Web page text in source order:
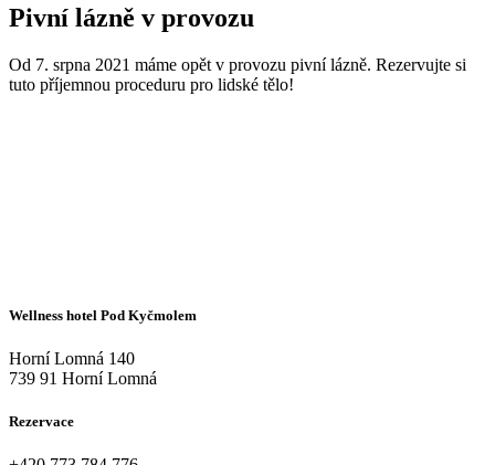
Pivní lázně v provozu
Od 7. srpna 2021 máme opět v provozu pivní lázně. Rezervujte si
tuto příjemnou proceduru pro lidské tělo!
Wellness hotel Pod Kyčmolem
Horní Lomná 140
739 91 Horní Lomná
Rezervace